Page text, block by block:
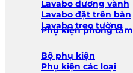
Lavabo dương vành
Lavabo đặt trên bàn
Lavabo treo tường
Phụ kiện phòng tắm
Bộ phụ kiện
Phụ kiện các loại